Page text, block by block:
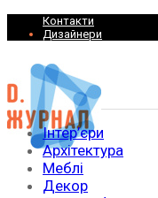
Контакти
Дизайнери
Інтер’єри
Архітектура
Меблі
Декор